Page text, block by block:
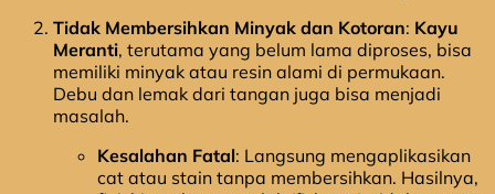
Tidak Membersihkan Minyak dan Kotoran: Kayu
Meranti, terutama yang belum lama diproses, bisa
memiliki minyak atau resin alami di permukaan.
Debu dan lemak dari tangan juga bisa menjadi
masalah.
Kesalahan Fatal: Langsung mengaplikasikan
cat atau stain tanpa membersihkan. Hasilnya,